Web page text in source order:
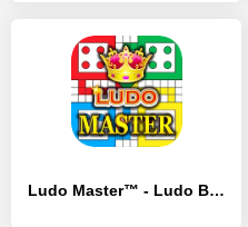
Ludo Master™ - Ludo Board Game - [MOD Бесконечные монеты]